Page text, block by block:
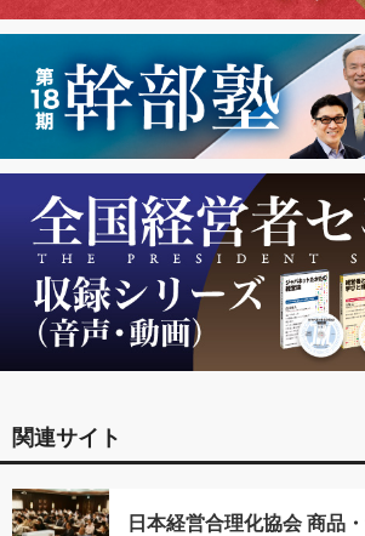
関連サイト
日本経営合理化協会 商品